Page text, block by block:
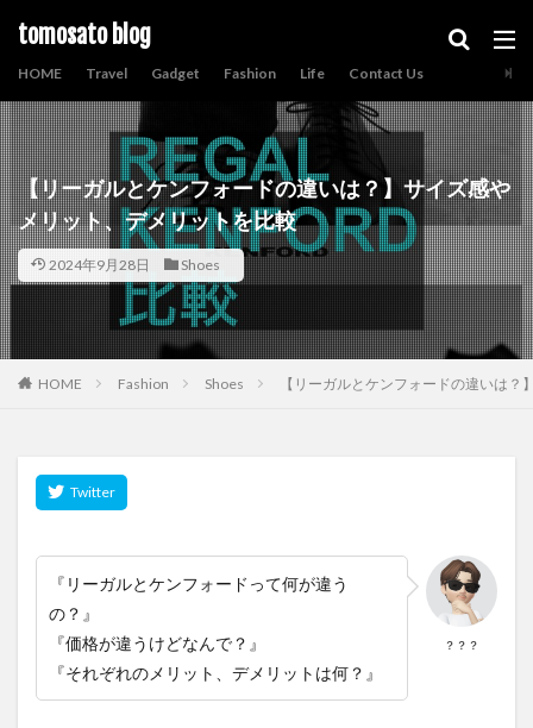
tomosato blog
HOME Travel Gadget Fashion Life Contact Us
【リーガルとケンフォードの違いは？】サイズ感や
メリット、デメリットを比較
2024年9月28日 Shoes
HOME Fashion Shoes 【リーガルとケンフォードの違いは
？？？
『リーガルとケンフォードって何が違う
の？』
『価格が違うけどなんで？』
『それぞれのメリット、デメリットは何？』